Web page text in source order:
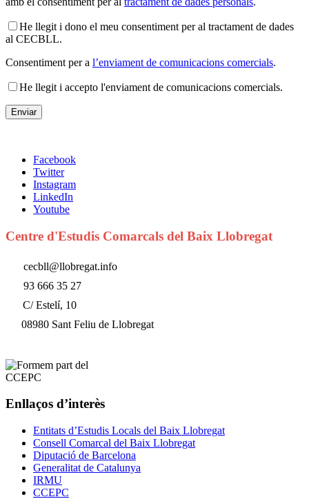
He llegit i dono el meu consentiment per al tractament de dades
al CECBLL.
Consentiment per a l’enviament de comunicacions comercials.
He llegit i accepto l'enviament de comunicacions comercials.
Facebook
Twitter
Instagram
LinkedIn
Youtube
Centre d'Estudis Comarcals del Baix Llobregat
cecbll@llobregat.info
93 666 35 27
C/ Estelí, 10
08980 Sant Feliu de Llobregat
Enllaços d’interès
Entitats d’Estudis Locals del Baix Llobregat
Consell Comarcal del Baix Llobregat
Diputació de Barcelona
Generalitat de Catalunya
IRMU
CCEPC